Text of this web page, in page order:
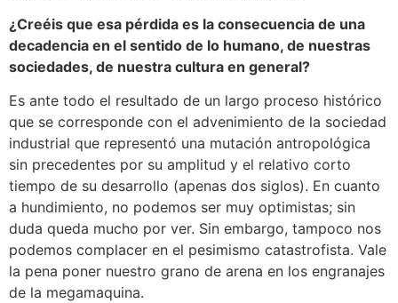
¿Creéis que esa pérdida es la consecuencia de una
decadencia en el sentido de lo humano, de nuestras
sociedades, de nuestra cultura en general?
Es ante todo el resultado de un largo proceso histórico
que se corresponde con el advenimiento de la sociedad
industrial que representó una mutación antropológica
sin precedentes por su amplitud y el relativo corto
tiempo de su desarrollo (apenas dos siglos). En cuanto
a hundimiento, no podemos ser muy optimistas; sin
duda queda mucho por ver. Sin embargo, tampoco nos
podemos complacer en el pesimismo catastrofista. Vale
la pena poner nuestro grano de arena en los engranajes
de la megamaquina.